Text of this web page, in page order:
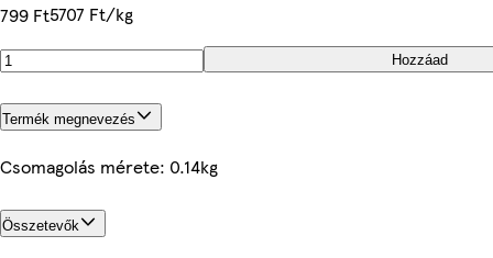
799 Ft5707 Ft/kg
Hozzáad
Termék megnevezés
Csomagolás mérete: 0.14kg
Összetevők